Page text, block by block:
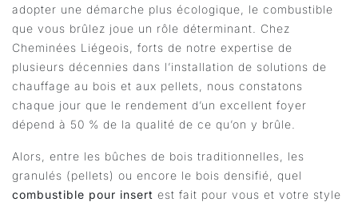
adopter une démarche plus écologique, le combustible
que vous brûlez joue un rôle déterminant. Chez
Cheminées Liégeois, forts de notre expertise de
plusieurs décennies dans l’installation de solutions de
chauffage au bois et aux pellets, nous constatons
chaque jour que le rendement d’un excellent foyer
dépend à 50 % de la qualité de ce qu’on y brûle.
Alors, entre les bûches de bois traditionnelles, les
granulés (pellets) ou encore le bois densifié, quel
combustible pour insert est fait pour vous et votre style